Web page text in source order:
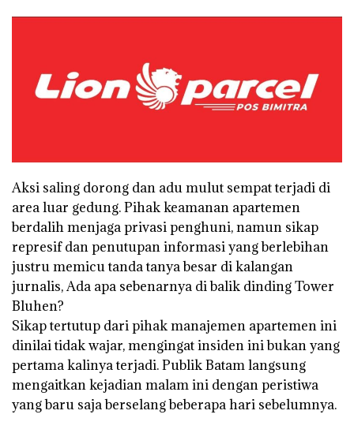
Aksi saling dorong dan adu mulut sempat terjadi di
area luar gedung. Pihak keamanan apartemen
berdalih menjaga privasi penghuni, namun sikap
represif dan penutupan informasi yang berlebihan
justru memicu tanda tanya besar di kalangan
jurnalis, Ada apa sebenarnya di balik dinding Tower
Bluhen?
Sikap tertutup dari pihak manajemen apartemen ini
dinilai tidak wajar, mengingat insiden ini bukan yang
pertama kalinya terjadi. Publik Batam langsung
mengaitkan kejadian malam ini dengan peristiwa
yang baru saja berselang beberapa hari sebelumnya.